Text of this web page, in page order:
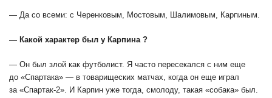
— Да со всеми: с Черенковым, Мостовым, Шалимовым, Карпиным.
— Какой характер был у Карпина ?
— Он был злой как футболист. Я часто пересекался с ним еще
до «Спартака» — в товарищеских матчах, когда он еще играл
за «Спартак-2». И Карпин уже тогда, смолоду, такая «собака» был.